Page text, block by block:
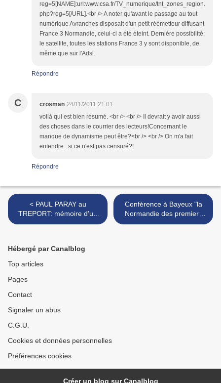
reg=5[NAME]:url:www.csa.fr/TV_numerique/tnt_zones_region.
php?reg=5[/URL].<br /> A noter qu'avant le passage au tout
numérique Avranches disposait d'un petit réémetteur diffusant
France 3 Normandie, celui-ci a été éteint. Dernière possibilité:
le satellite, toutes les stations France 3 y sont disponible, de
même que sur l'Adsl.
Répondre
C crosman 24/11/2011 21:01
voilà qui est bien résumé. <br /> <br /> Il devrait y avoir aussi
des choses dans le courrier des lecteurs!Concernant le
manque de dynamisme peut être?<br /> <br /> On m'a fait
entendre...si ce n'est pas censuré?!
Répondre
< PAUL PARAY au
TREPORT: mémoire d'un
musicien normand...
Conférence à Bayeux "la
Normandie des premiers
Ducs" >
Hébergé par Canalblog
Top articles
Pages
Contact
Signaler un abus
C.G.U.
Cookies et données personnelles
Préférences cookies
Créer un blog sur Canalblog